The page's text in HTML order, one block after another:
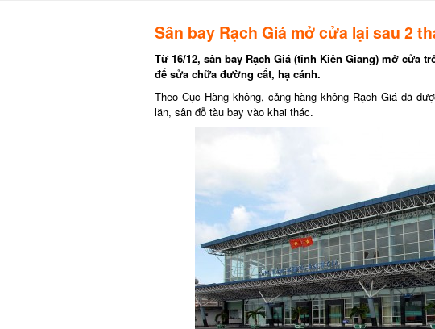
Sân bay Rạch Giá mở cửa lại sau 2
Từ 16/12, sân bay Rạch Giá (tỉnh Kiên Giang) mở cửa
để sửa chữa đường cất, hạ cánh.
Theo Cục Hàng không, cảng hàng không Rạch Giá đã
lăn, sân đỗ tàu bay vào khai thác.